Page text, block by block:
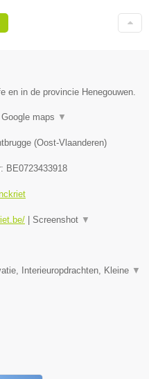
en in de provincie Henegouwen.
Google maps ▼
(Oost-Vlaanderen)
BE0723433918
Screenshot ▼
Interieuropdrachten, Kleine ▼